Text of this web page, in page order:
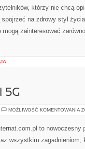
którzy nie chcą
na zdrowy styl
zainteresować
5G
MOŻLIWOŚĆ KOMENTOWANIA
to nowoczesny
wszystkim zagadnieniom,